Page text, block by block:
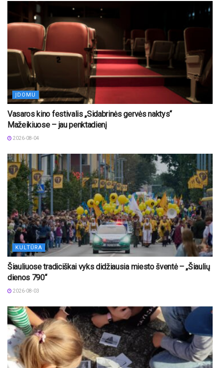
ĮDOMU
Vasaros kino festivalis „Sidabrinės gervės naktys“
Mažeikiuose – jau penktadienį
2026-08-04
KULTŪRA
Šiauliuose tradiciškai vyks didžiausia miesto šventė – „Šiaulių
dienos 790“
2026-08-03